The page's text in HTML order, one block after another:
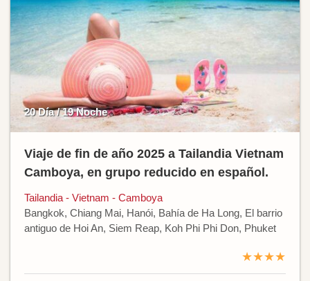
20 Día / 19 Noche
Viaje de fin de año 2025 a Tailandia Vietnam
Camboya, en grupo reducido en español.
Tailandia - Vietnam - Camboya
Bangkok, Chiang Mai, Hanói, Bahía de Ha Long, El barrio
antiguo de Hoi An, Siem Reap, Koh Phi Phi Don, Phuket
★★★★